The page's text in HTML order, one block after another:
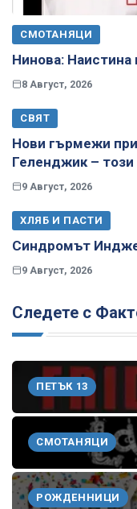
СМОТАНЯЦИ
Нинова: Наистина
8 Август, 2026
СВЯТ
Нови гърмежи
Геленджик –
9 Август, 2026
ХЛЯБ И ПАСТИ
Синдромът
9 Август, 2026
Следете с
ПЕТЪК 13
СМОТАНЯЦИ
РОЖДЕННИЦИ